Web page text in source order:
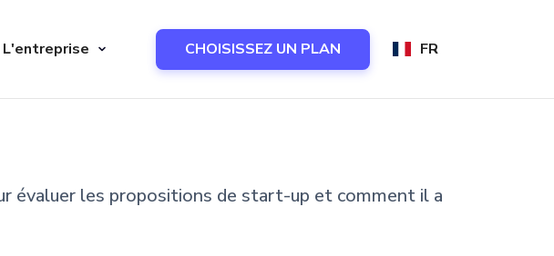
L'entreprise CHOISISSEZ UN PLAN FR
évaluer les propositions de start-up et comment il a